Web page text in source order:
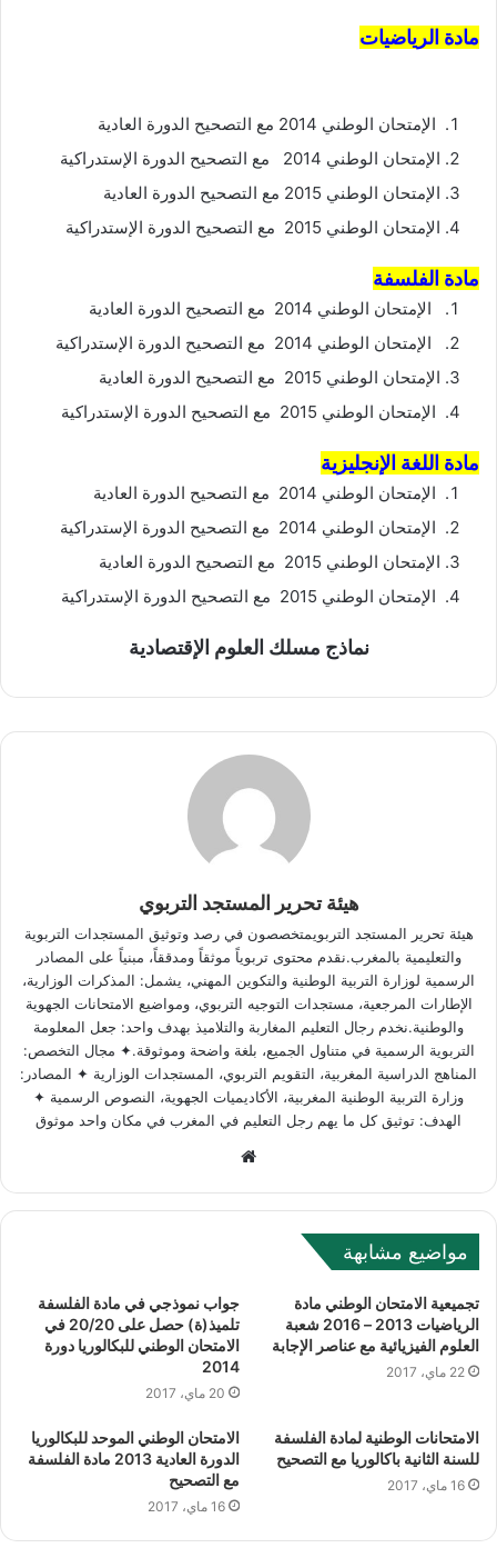
مادة الرياضيات
الإمتحان الوطني 2014 مع التصحيح الدورة العادية
الإمتحان الوطني 2014 مع التصحيح الدورة الإستدراكية
الإمتحان الوطني 2015 مع التصحيح الدورة العادية
الإمتحان الوطني 2015 مع التصحيح الدورة الإستدراكية
مادة الفلسفة
الإمتحان الوطني 2014 مع التصحيح الدورة العادية
الإمتحان الوطني 2014 مع التصحيح الدورة الإستدراكية
الإمتحان الوطني 2015 مع التصحيح الدورة العادية
الإمتحان الوطني 2015 مع التصحيح الدورة الإستدراكية
مادة اللغة الإنجليزية
الإمتحان الوطني 2014 مع التصحيح الدورة العادية
الإمتحان الوطني 2014 مع التصحيح الدورة الإستدراكية
الإمتحان الوطني 2015 مع التصحيح الدورة العادية
الإمتحان الوطني 2015 مع التصحيح الدورة الإستدراكية
نماذج مسلك العلوم الإقتصادية
هيئة تحرير المستجد التربوي
هيئة تحرير المستجد التربويمتخصصون في رصد وتوثيق المستجدات التربوية
والتعليمية بالمغرب.نقدم محتوى تربوياً موثقاً ومدققاً، مبنياً على المصادر
الرسمية لوزارة التربية الوطنية والتكوين المهني، يشمل: المذكرات الوزارية،
الإطارات المرجعية، مستجدات التوجيه التربوي، ومواضيع الامتحانات الجهوية
والوطنية.نخدم رجال التعليم المغاربة والتلاميذ بهدف واحد: جعل المعلومة
التربوية الرسمية في متناول الجميع، بلغة واضحة وموثوقة.✦ مجال التخصص:
المناهج الدراسية المغربية، التقويم التربوي، المستجدات الوزارية ✦ المصادر:
وزارة التربية الوطنية المغربية، الأكاديميات الجهوية، النصوص الرسمية ✦
الهدف: توثيق كل ما يهم رجل التعليم في المغرب في مكان واحد موثوق
b
e
مواضيع مشابهة
تجميعية الامتحان الوطني مادة
الرياضيات 2013 – 2016 شعبة
العلوم الفيزيائية مع عناصر الإجابة
22 ماي، 2017
جواب نموذجي في مادة الفلسفة
تلميذ(ة) حصل على 20/20 في
الامتحان الوطني للبكالوريا دورة
2014
20 ماي، 2017
الامتحانات الوطنية لمادة الفلسفة
للسنة الثانية باكالوريا مع التصحيح
16 ماي، 2017
الامتحان الوطني الموحد للبكالوريا
الدورة العادية 2013 مادة الفلسفة
مع التصحيح
16 ماي، 2017